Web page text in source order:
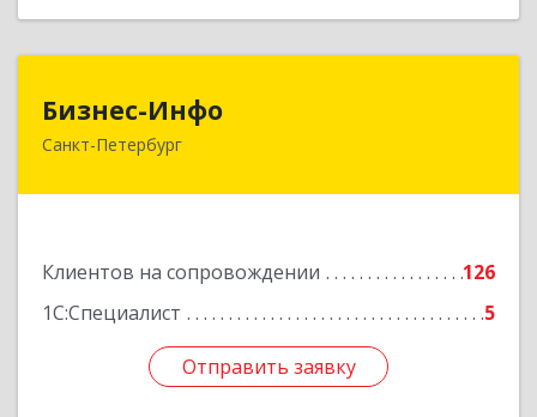
Бизнес-Инфо
Санкт-Петербург
Клиентов на сопровождении
126
1С:Специалист
5
Отправить заявку
191119, Санкт-Петербург г, Константина
Подробнее
Отправить заявку